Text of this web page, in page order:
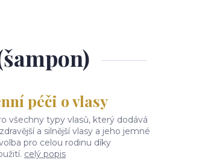
péči o vlasy
všechny typy vlasů, který dodává
a silnější vlasy a jeho jemné
pro celou rodinu díky
celý popis